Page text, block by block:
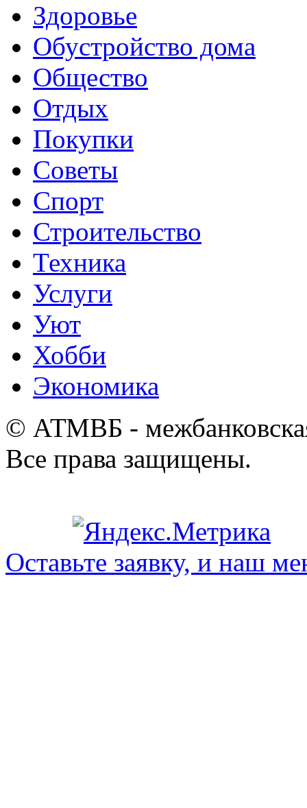
Здоровье
Обустройство дома
Общество
Отдых
Покупки
Советы
Спорт
Строительство
Техника
Услуги
Уют
Хобби
Экономика
© АТМВБ -
Все права защищены.
Оставьте заявку, и наш